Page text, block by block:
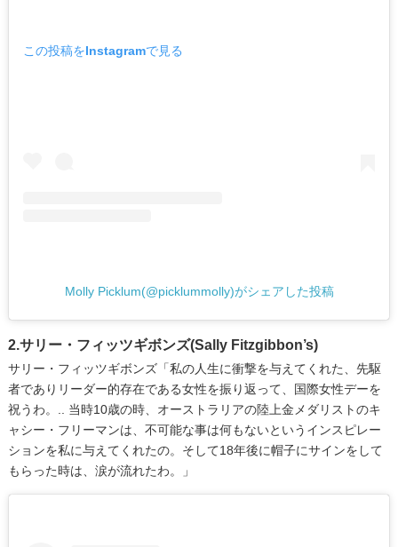
この投稿をInstagramで見る
Molly Picklum(@picklummolly)がシェアした投稿
2.サリー・フィッツギボンズ(Sally Fitzgibbon’s)
サリー・フィッツギボンズ「私の人生に衝撃を与えてくれた、先駆
者でありリーダー的存在である女性を振り返って、国際女性デーを
祝うわ。.. 当時10歳の時、オーストラリアの陸上金メダリストのキ
ャシー・フリーマンは、不可能な事は何もないというインスピレー
ションを私に与えてくれたの。そして18年後に帽子にサインをして
もらった時は、涙が流れたわ。」